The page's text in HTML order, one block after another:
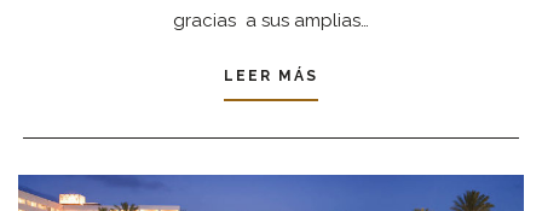
gracias a sus amplias…
LEER MÁS